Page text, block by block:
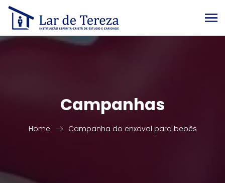
Campanhas
Home Campanha do enxoval para bebês